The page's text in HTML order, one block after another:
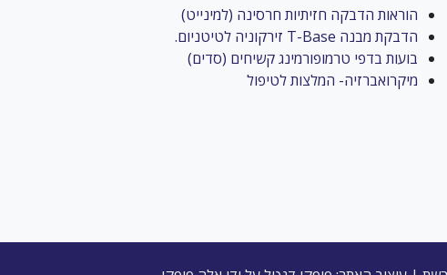
הוראות הדבקה חזיתיות חרסינה (למינייט)
הדבקת מבנה T-Base זירקוניה לטיטניום.
בועות בדפי טרמופורמינג קשיחים (סדים)
מיקרואברזיה- המלצות לטיפול